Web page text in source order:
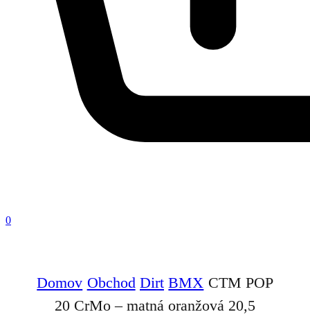
0
Domov Obchod Dirt BMX CTM POP
20 CrMo – matná oranžová 20,5